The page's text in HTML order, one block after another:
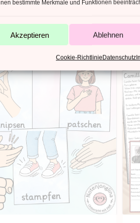
bestimmte Merkmale und Funktionen
Akzeptieren Ablehnen
Cookie-RichtlinieDatenschutz